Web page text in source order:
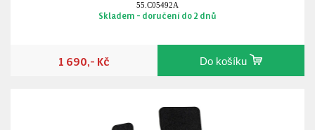
55.C05492A
Skladem - doručení do 2 dnů
1 690,- Kč Do košíku